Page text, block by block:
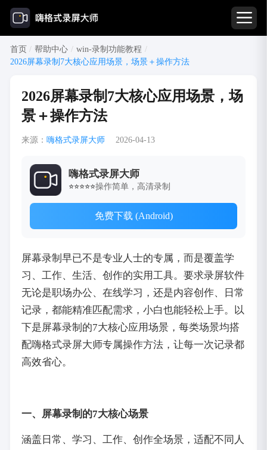
首页 / 帮助中心 / win-录制功能教程 /
2026屏幕录制7大核心应用场景，场景＋操作方法
2026屏幕录制7大核心应用场景，场
景＋操作方法
来源： 嗨格式录屏大师 2026-04-13
嗨格式录屏大师
⭐⭐⭐⭐⭐操作简单，高清录制
免费下载 (Android)
屏幕录制早已不是专业人士的专属，而是覆盖学
习、工作、生活、创作的实用工具。要求录屏软件
无论是职场办公、在线学习，还是内容创作、日常
记录，都能精准匹配需求，小白也能轻松上手。以
下是屏幕录制的7大核心应用场景，每类场景均搭
配嗨格式录屏大师专属操作方法，让每一次记录都
高效省心。
一、屏幕录制的7大核心场景
涵盖日常、学习、工作、创作全场景，适配不同人